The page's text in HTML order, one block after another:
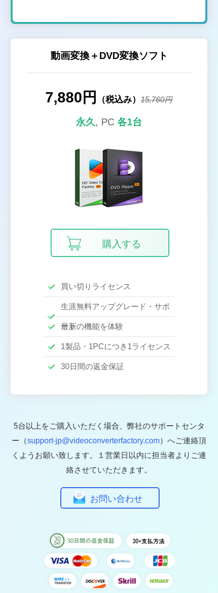
動画変換＋DVD変換ソフト
7,880円 （税込み）15,760円
永久 , PC 各1台
購入する
買い切りライセンス
生涯無料アップグレード・サポ
ート
最新の機能を体験
1製品・1PCにつき1ライセンス
30日間の返金保証
5台以上をご購入いただく場合、弊社のサポートセンタ
ー（support-jp@videoconverterfactory.com）へご連絡頂
くようお願い致します。１営業日以内に担当者よりご連
絡させていただきます。
お問い合わせ